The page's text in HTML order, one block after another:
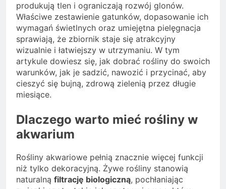
produkują tlen i ograniczają rozwój glonów.
Właściwe zestawienie gatunków, dopasowanie ich
wymagań świetlnych oraz umiejętna pielęgnacja
sprawiają, że zbiornik staje się atrakcyjny
wizualnie i łatwiejszy w utrzymaniu. W tym
artykule dowiesz się, jak dobrać rośliny do swoich
warunków, jak je sadzić, nawozić i przycinać, aby
cieszyć się bujną, zdrową zielenią przez długie
miesiące.
Dlaczego warto mieć rośliny w
akwarium
Rośliny akwariowe pełnią znacznie więcej funkcji
niż tylko dekoracyjną. Żywe rośliny stanowią
naturalną filtrację biologiczną, pochłaniając